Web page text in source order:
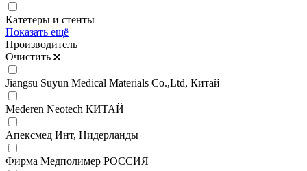
Катетеры и стенты
Показать ещё
Производитель
Очистить
Jiangsu Suyun Medical Materials Co.,Ltd, Китай
Mederen Neotech КИТАЙ
Апексмед Инт, Нидерланды
Фирма Медполимер РОССИЯ